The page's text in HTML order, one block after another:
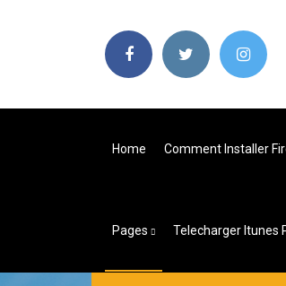
Home Comment Installer
Pages Telecharger Itunes